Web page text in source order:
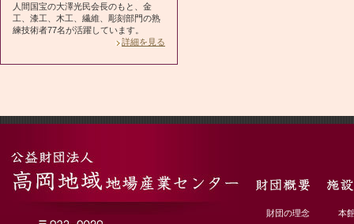
人間国宝の大澤光民会長のもと、金
工、漆工、木工、繊維、彫刻部門の熟
練技術者77名が活躍しています。
詳細を見る
財団の理念
本